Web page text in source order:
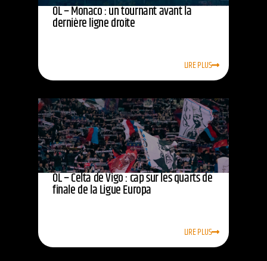
OL – Monaco : un tournant avant la
dernière ligne droite
LIRE PLUS
OL – Celta de Vigo : cap sur les quarts de
finale de la Ligue Europa
LIRE PLUS